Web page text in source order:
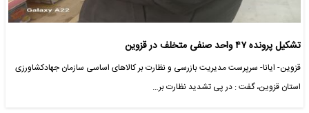
تشکیل پرونده ۴۷ واحد صنفی متخلف در قزوین
قزوین- ایانا- سرپرست مدیریت بازرسی و نظارت بر کالاهای اساسی سازمان جهادکشاورزی
استان قزوین، گفت : در پی تشدید نظارت بر…